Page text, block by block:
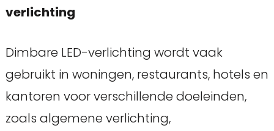
verlichting
Dimbare LED-verlichting wordt vaak
gebruikt in woningen, restaurants, hotels en
kantoren voor verschillende doeleinden,
zoals algemene verlichting,